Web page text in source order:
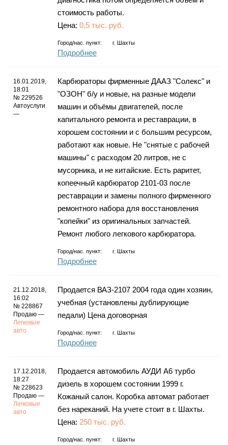
стоимость работы.
Цена: 0,5 тыс. руб.
Город/нас. пункт: г. Шахты
Подробнее
16.01.2019,
18:01
№ 229526
Автоуслуги
—
Карбюраторы фирменные ДААЗ "Солекс" и
"ОЗОН" б/у и новые, на разные модели
машин и объёмы двигателей, после
капитального ремонта и реставрации, в
хорошем состоянии и с большим ресурсом,
работают как новые. Не "снятые с рабочей
машины" с расходом 20 литров, не с
мусорника, и не китайские. Есть раритет,
копеечный карбюратор 2101-03 после
реставрации и замены полного фирменного
ремонтного набора для восстановления
"копейки" из оригинальных запчастей.
Ремонт любого легкового карбюратора.
Город/нас. пункт: г. Шахты
Подробнее
21.12.2018,
16:02
№ 228867
Продаю —
Легковые
авто
Продается ВАЗ-2107 2004 года один хозяин,
учебная (установлены дублирующие
педали) Цена договорная
Город/нас. пункт: г. Шахты
Подробнее
17.12.2018,
18:27
№ 228623
Продаю —
Легковые
авто
Продается автомобиль АУДИ А6 турбо
дизель в хорошем состоянии 1999 г.
Кожаный салон. Коробка автомат работает
без нареканий. На учете стоит в г. Шахты.
Цена: 250 тыс. руб.
Город/нас. пункт: г. Шахты